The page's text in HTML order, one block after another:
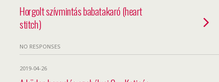
Horgolt szívmintás babatakaró (heart
stitch)
NO RESPONSES
2019-04-26